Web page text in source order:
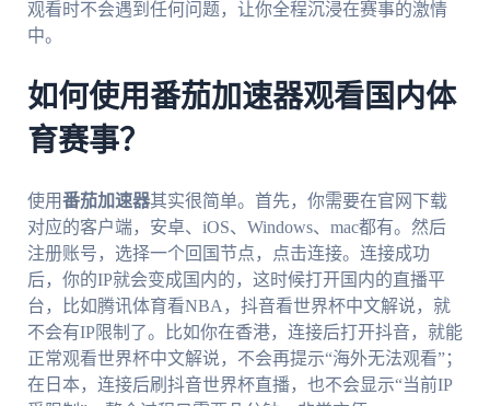
观看时不会遇到任何问题，让你全程沉浸在赛事的激情
中。
如何使用番茄加速器观看国内体
育赛事？
使用番茄加速器其实很简单。首先，你需要在官网下载
对应的客户端，安卓、iOS、Windows、mac都有。然后
注册账号，选择一个回国节点，点击连接。连接成功
后，你的IP就会变成国内的，这时候打开国内的直播平
台，比如腾讯体育看NBA，抖音看世界杯中文解说，就
不会有IP限制了。比如你在香港，连接后打开抖音，就能
正常观看世界杯中文解说，不会再提示“海外无法观看”；
在日本，连接后刷抖音世界杯直播，也不会显示“当前IP